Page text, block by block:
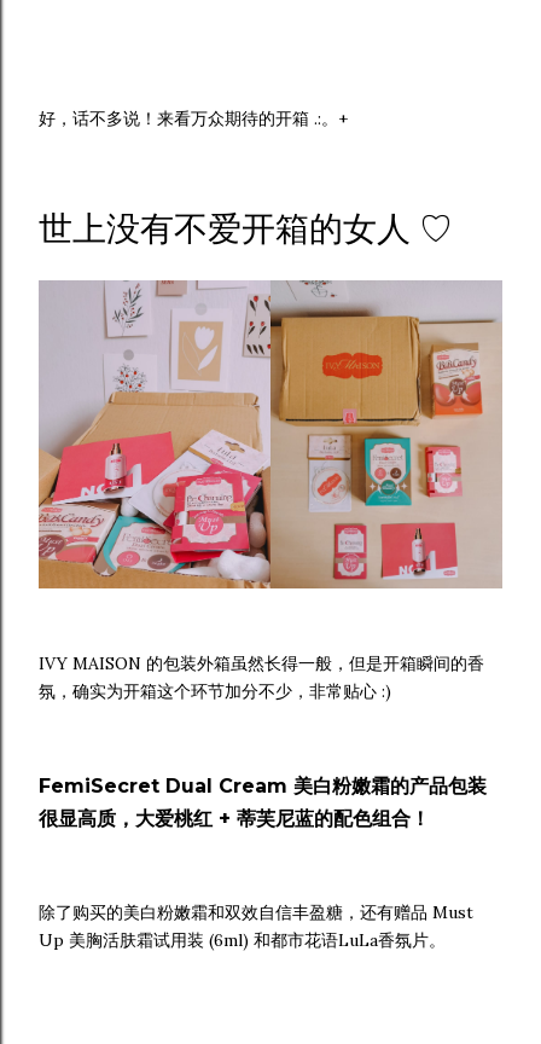
好，话不多说！来看万众期待的开箱 .:。+
世上没有不爱开箱的女人 ♡
IVY MAISON 的包装外箱虽然长得一般，但是开箱瞬间的香
氛，确实为开箱这个环节加分不少，非常贴心 :)
FemiSecret Dual Cream 美白粉嫩霜的产品包装
很显高质，大爱桃红 + 蒂芙尼蓝的配色组合！
除了购买的美白粉嫩霜和双效自信丰盈糖，还有赠品 Must
Up 美胸活肤霜试用装 (6ml) 和都市花语LuLa香氛片。